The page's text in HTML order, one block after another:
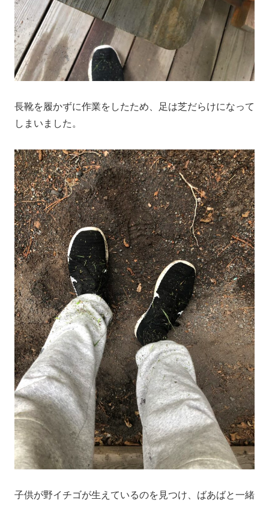
長靴を履かずに作業をしたため、足は芝だらけになって
しまいました。
子供が野イチゴが生えているのを見つけ、ばあばと一緒